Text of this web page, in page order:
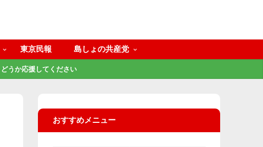
東京民報 島しょの共産党
うか応援してください
おすすめメニュー